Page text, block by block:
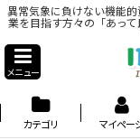
異常気象に負けない機能
業を目指す方々の「あっ
メニュー
カテゴリ マイペー